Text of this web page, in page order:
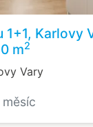
1+1, Karlovy
m2
Vary
měsíc